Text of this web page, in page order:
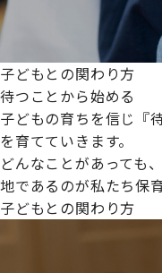
子どもとの関わり方
待つことから始める
子どもの育ちを信じ『
を育てていきます。
どんなことがあっても
地であるのが私たち保育
子どもとの関わり方